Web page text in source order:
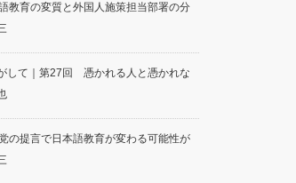
育の変質と外国人施策担当部署の分
して｜第27回 憑かれる人と憑かれな
提言で日本語教育が変わる可能性が